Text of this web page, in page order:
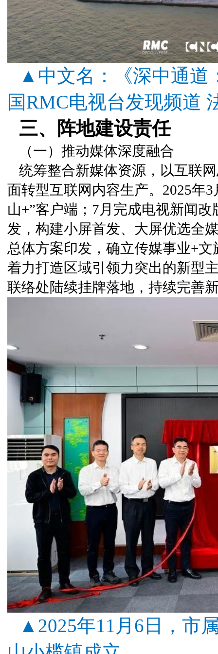
▲中文名：《深中通道
国RMC电视台发现频道
三、阵地建设责任
（一）推动媒体深度融合
统筹整合新媒体资源，以互联
面转型互联网内容生产。2025年
山+”客户端；7月完成电视新闻
发，构建小屏首发、大屏优选全
总体方案印发，确立传媒事业+
着力打造区域引领力突出的新型
联络处陆续挂牌落地，持续完善
▲2025年11月6日，市